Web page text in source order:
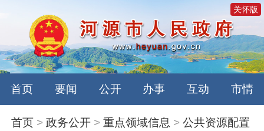
关怀版
首页 要闻 公开 办事 互动 市情
首页 >政务公开 >重点领域信息 >公共资源配置